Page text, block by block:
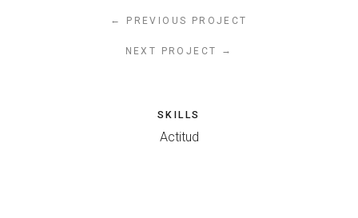
← PREVIOUS PROJECT
NEXT PROJECT →
SKILLS
Actitud